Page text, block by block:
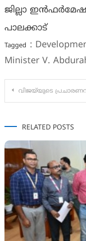
ജില്ലാ
പാലക്കാട്
Tagged :
Minister V.
Post
വിജയ്‌യുടെ പ്രചാരണവാഹനം തട്ടിയുള്ള
RELATED POSTS